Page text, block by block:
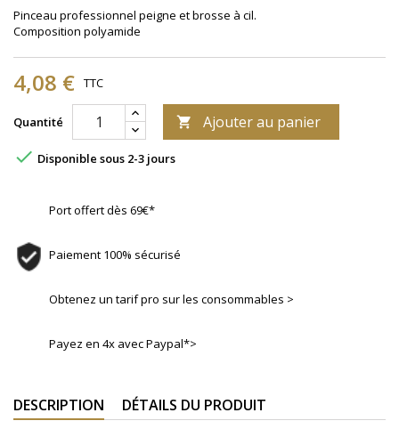
Pinceau professionnel peigne et brosse à cil.
Composition polyamide
4,08 € TTC
Quantité  Ajouter au panier
 Disponible sous 2-3 jours
Port offert dès 69€*
Paiement 100% sécurisé
Obtenez un tarif pro sur les consommables >
Payez en 4x avec Paypal*>
DESCRIPTION DÉTAILS DU PRODUIT